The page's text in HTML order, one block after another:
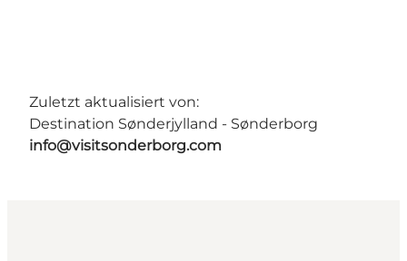
Zuletzt aktualisiert von:
Destination Sønderjylland - Sønderborg
info@visitsonderborg.com